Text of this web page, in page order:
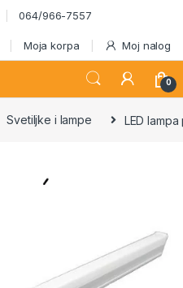
064/966-7557
Moja korpa Moj nalog
0
Svetiljke i lampe LED